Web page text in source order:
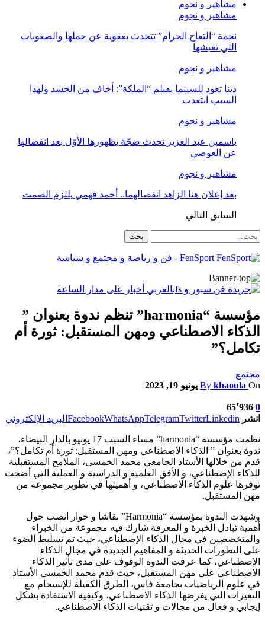
مشاهير و نجوم
مشاهير و نجوم
نجمة “التفاح الحرام” تتحدث بعقوية عن حملها والصعوبات
التي تعيشها
مشاهير و نجوم
دينا تعود للسينما بفيلم “الملكة”: أخاف من الحسد ولهذا
السبب ابتعدت
مشاهير و نجوم
ياسمين عبد العزيز تحدث ضجّة بظهورها الأوّل بعد انفصالها
عن العوضي
مشاهير و نجوم
بعد إعلان هنا الزاهد انفصالهما.. أحمد فهمي يلتزم الصمت
السابق التالي
FenSport - فن و رياضة و مجتمع و سياسة
مؤسسة “harmonia” تنظم ندوة بعنوان ”
الذكاء الاصطناعي ومهن المستقبل: ثورة أم
تكامل؟”
مجتمع
By khaoula On يونيو 19, 2023
0 65٬936
انشر
FacebookWhatsAppTelegramTwitterLinkedin البريد الإلكتروني
نظمت مؤسسة “harmonia” مساء السبت 17 يونيو بالدار البيضاء،
ندوة بعنوان ” الذكاء الاصطناعي ومهن المستقبل: ثورة أم تكامل؟”،
قدم من خلالها الأستاذ الجامعي محمد الخمسي، الملامح المستقبلية
للذكاء الإصطناعي، و الأفق العلمية و الدراسية و العملية التي أضحت
توفرها علوم الذكاء الاصطناعي، و أهميتها في تطوير مجموعة من
مهن المستقبل.
وشهدت الندوة بمؤسسة “Harmonia” نقاشا و حوار انصب حول
أهمية تبادل الخبرة و المعرفة شارك فيه مجموعة من الخبراء
والمتخصصين في مجال الذكاء الإصطناعي، حيث تم تسليط الضوء
على التطورات الحديثة و المفاهيم الجديدة في مجال الذكاء
الإصطناعي، كما عرفت الندوة الوقوف على مدى تأثير الذكاء
الاصطناعي على مهن المستقبل، حيث قدم محمد الخمسي الأستاذ
في علوم الرياضيات بجامعة فاس، الطرق الكفيلة للإنسجام مع
التغيرات التي يفرضها الذكاء الاصطناعي، وكيفية الاستفادة بشكل
إيجابي و فعال من مجالات و تقنيات الذكاء الاصطناعي.